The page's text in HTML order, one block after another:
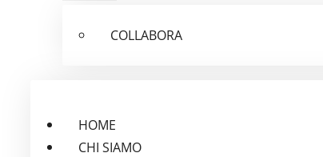
COLLABORA
HOME
CHI SIAMO